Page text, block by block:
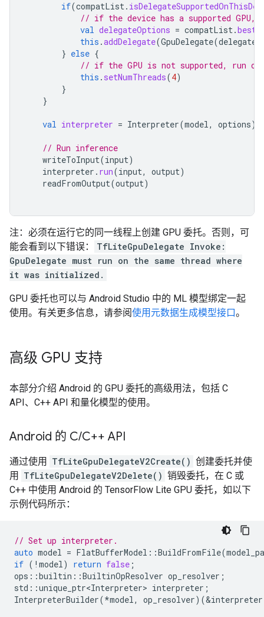
if(compatList.
// if the device has a supported GPU,
val delegateOptions = compatList.
this .addDelegate(GpuDelegate(
} else {
// if the GPU is not supported, run on
this . setNumThreads(4)
}
}
val interpreter = Interpreter(model, options)
// Run inference
writeToInput(input)
interpreter . run(input, output)
readFromOutput(output)
注：必须在运行它的同一线程上创建 GPU 委托。否则，可
能会看到以下错误：
TfLiteGpuDelegate Invoke:
GpuDelegate must run on the same thread where
it was initialized.
GPU 委托也可以与 Android Studio 中的 ML 模型绑定一起
使用。有关更多信息，请参阅使用元数据生成模型接口。
高级 GPU 支持
本部分介绍 Android 的 GPU 委托的高级用法，包括 C
API、C++ API 和量化模型的使用。
Android 的 C/C++ API
通过使用 TfLiteGpuDelegateV2Create() 创建委托并使
用
TfLiteGpuDelegateV2Delete() 销毁委托，在 C 或
C++ 中使用 Android 的 TensorFlow Lite GPU 委托，如以下
示例代码所示：
// Set up interpreter.
auto model = FlatBufferModel ::BuildFromFile(
if ( ! model) return false ;
ops ::builtin ::BuiltinOpResolver op_resolver ;
std ::unique_ptr<Interpreter> interpreter ;
InterpreterBuilder(*model, op_resolver)(&interpreter